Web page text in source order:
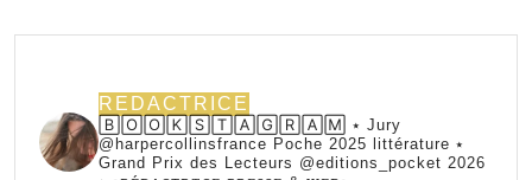
REDACTRICE
🄱🄾🄾🄺🅂🅃🄰🄶🅁🄰🄼 ⭑ Jury
@harpercollinsfrance Poche 2025 littérature ⭑
Grand Prix des Lecteurs @editions_pocket 2026